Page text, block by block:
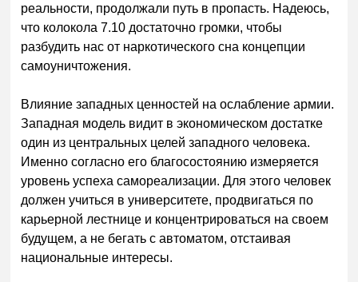
реальности, продолжали путь в пропасть. Надеюсь,
что колокола 7.10 достаточно громки, чтобы
разбудить нас от наркотического сна концепции
самоуничтожения.
Влияние западных ценностей на ослабление армии.
Западная модель видит в экономическом достатке
один из центральных целей западного человека.
Именно согласно его благосостоянию измеряется
уровень успеха самореализации. Для этого человек
должен учиться в университете, продвигаться по
карьерной лестнице и концентрироваться на своем
будущем, а не бегать с автоматом, отстаивая
национальные интересы.